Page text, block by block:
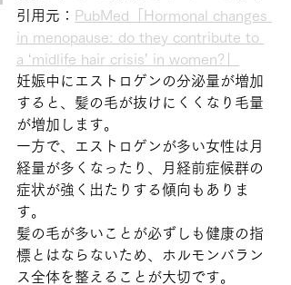
引用元：
PubMed「Hormonal changes
in menopause: do they contribute to
a ‘midlife hair crisis’ in women?」
妊娠中にエストロゲンの分泌量が増加
すると、髪の毛が抜けにくくなり毛量
が増加します。
一方で、エストロゲンが多い女性は月
経量が多くなったり、月経前症候群の
症状が強く出たりする傾向もありま
す。
髪の毛が多いことが必ずしも健康の指
標とはならないため、ホルモンバラン
ス全体を整えることが大切です。